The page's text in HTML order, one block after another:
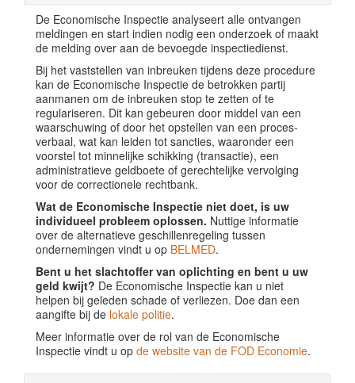
De Economische Inspectie analyseert alle ontvangen
meldingen en start indien nodig een onderzoek of maakt
de melding over aan de bevoegde inspectiedienst.
Bij het vaststellen van inbreuken tijdens deze procedure
kan de Economische Inspectie de betrokken partij
aanmanen om de inbreuken stop te zetten of te
regulariseren. Dit kan gebeuren door middel van een
waarschuwing of door het opstellen van een proces-
verbaal, wat kan leiden tot sancties, waaronder een
voorstel tot minnelijke schikking (transactie), een
administratieve geldboete of gerechtelijke vervolging
voor de correctionele rechtbank.
Wat de Economische Inspectie niet doet, is uw
individueel probleem oplossen. Nuttige informatie
over de alternatieve geschillenregeling tussen
ondernemingen vindt u op BELMED.
Bent u het slachtoffer van oplichting en bent u uw
geld kwijt? De Economische Inspectie kan u niet
helpen bij geleden schade of verliezen. Doe dan een
aangifte bij de lokale politie.
Meer informatie over de rol van de Economische
Inspectie vindt u op de website van de FOD Economie.